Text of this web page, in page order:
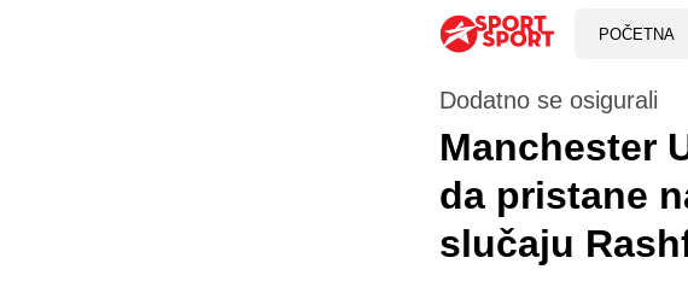
POČETNA
Dodatno se osigurali
Manchester
da pristane
slučaju